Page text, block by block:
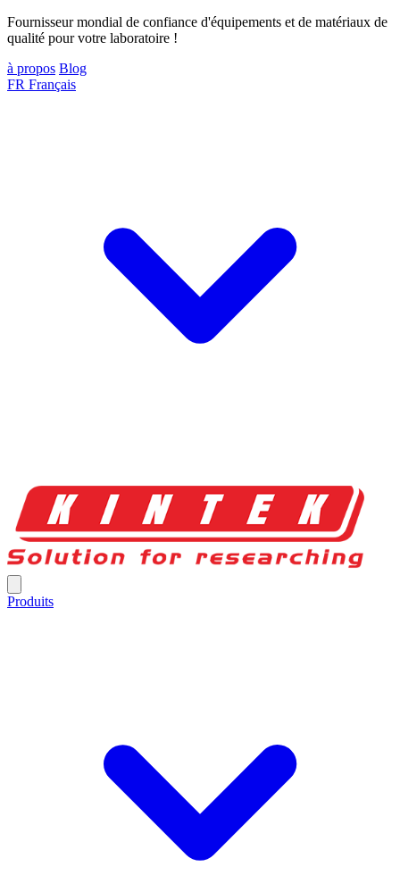
Fournisseur mondial de confiance d'équipements et de matériaux de
qualité pour votre laboratoire !
à propos Blog
FR Français
Produits